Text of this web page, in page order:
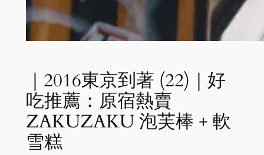
｜2016東京到著 (22)｜好
吃推薦：原宿熱賣
ZAKUZAKU 泡芙棒 + 軟
雪糕